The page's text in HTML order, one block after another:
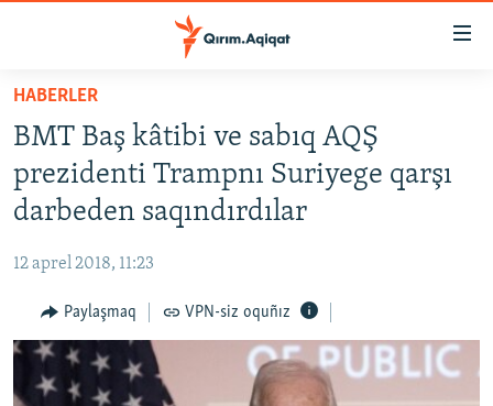
Esas
qaytmaq
Baş
navigatsiyağa
qaytmaq
Qıdıruvğa
qaytmaq
İQTİSADİYAT
MEDENİYET
İNSAN AQLARI
VİDEO
SÜRET
HABERLER
BMT Baş kâtibi ve sabıq AQŞ
prezidenti Trampnı Suriyege qarşı
darbeden saqındırdılar
12 aprel 2018, 11:23
Paylaşmaq VPN-siz oquñız